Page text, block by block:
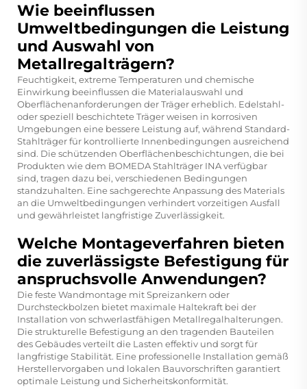
Wie beeinflussen
Umweltbedingungen die Leistung
und Auswahl von
Metallregalträgern?
Feuchtigkeit, extreme Temperaturen und chemische
Einwirkung beeinflussen die Materialauswahl und
Oberflächenanforderungen der Träger erheblich. Edelstahl-
oder speziell beschichtete Träger weisen in korrosiven
Umgebungen eine bessere Leistung auf, während Standard-
Stahlträger für kontrollierte Innenbedingungen ausreichend
sind. Die schützenden Oberflächenbeschichtungen, die bei
Produkten wie dem BOMEDA Stahlträger INA verfügbar
sind, tragen dazu bei, verschiedenen Bedingungen
standzuhalten. Eine sachgerechte Anpassung des Materials
an die Umweltbedingungen verhindert vorzeitigen Ausfall
und gewährleistet langfristige Zuverlässigkeit.
Welche Montageverfahren bieten
die zuverlässigste Befestigung für
anspruchsvolle Anwendungen?
Die feste Wandmontage mit Spreizankern oder
Durchsteckbolzen bietet maximale Haltekraft bei der
Installation von schwerlastfähigen Metallregalhalterungen.
Die strukturelle Befestigung an den tragenden Bauteilen
des Gebäudes verteilt die Lasten effektiv und sorgt für
langfristige Stabilität. Eine professionelle Installation gemäß
Herstellervorgaben und lokalen Bauvorschriften garantiert
optimale Leistung und Sicherheitskonformität.